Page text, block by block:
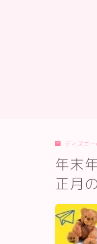
ディズニ
年末
正月